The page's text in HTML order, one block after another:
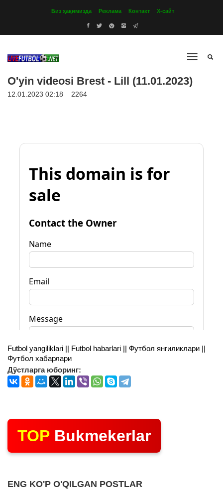
Биз ҳақимизда Реклама Контакт Х-сайт
O'yin videosi Brest - Lill (11.01.2023)
12.01.2023 02:18 2264
Futbol yangiliklari || Futbol habarlari || Футбол янгиликлари ||
Футбол хабарлари
Дўстларга юборинг:
TOP Bukmekerlar
ENG KO'P O'QILGAN POSTLAR